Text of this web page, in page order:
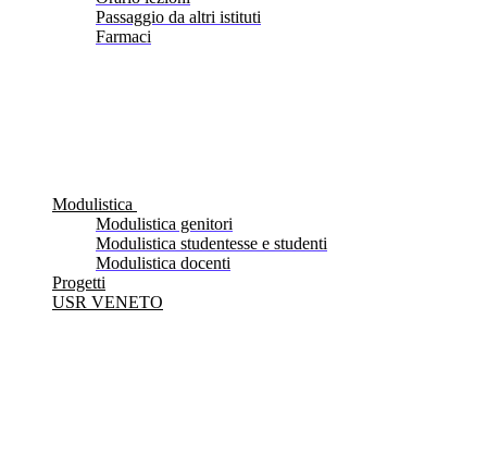
Passaggio da altri istituti
Farmaci
Modulistica
Modulistica genitori
Modulistica studentesse e studenti
Modulistica docenti
Progetti
USR VENETO